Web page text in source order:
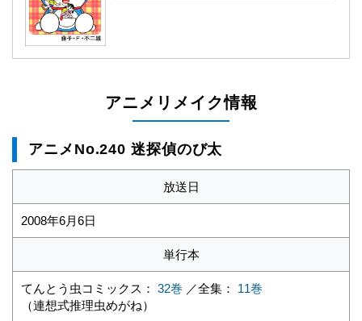
アニメリメイク情報
アニメNo.240 迷探偵のび太
放送日
2008年6月6日
単行本
てんとう虫コミックス： 32巻 ／全集： 11巻
（連想式推理虫めがね）